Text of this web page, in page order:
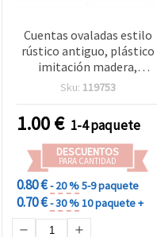
Cuentas ovaladas estilo
rústico antiguo, plástico
imitación madera,
marrón, 13x10 mm,
(aprox. 60 uds) – Abalorios
decorativos vintage para
bisutería y manualidades
Sku: 119753
1.00€ 1-4 paquete
DESCUENTOS
PARA CANTIDAD
0.80 €- 20 %5-9 paquete
0.70 €- 30 %10 paquete +